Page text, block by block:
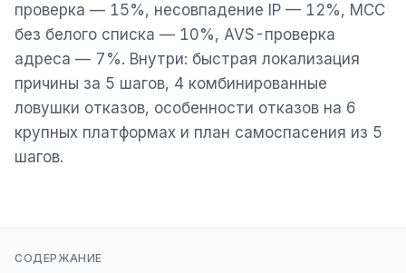
проверка — 15%, несовпадение IP — 12%, MCC
без белого списка — 10%, AVS-проверка
адреса — 7%. Внутри: быстрая локализация
причины за 5 шагов, 4 комбинированные
ловушки отказов, особенности отказов на 6
крупных платформах и план самоспасения из 5
шагов.
СОДЕРЖАНИЕ